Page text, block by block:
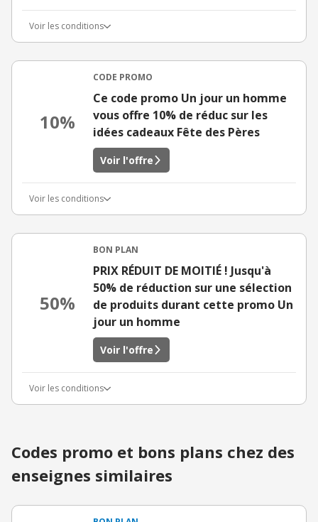
Voir les conditions
10%
CODE PROMO
Ce code promo Un jour un homme
vous offre 10% de réduc sur les
idées cadeaux Fête des Pères
Voir l'offre
Voir les conditions
50%
BON PLAN
PRIX RÉDUIT DE MOITIÉ ! Jusqu'à
50% de réduction sur une sélection
de produits durant cette promo Un
jour un homme
Voir l'offre
Voir les conditions
Codes promo et bons plans chez des
enseignes similaires